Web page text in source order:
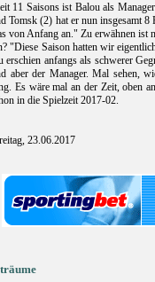
11 Saisons ist Balou als
Tomsk (2) hat er nun insgesamt
von Anfang an." Zu erwähnen ist
"Diese Saison hatten wir
erschien anfangs als schwerer
aber der Manager. Mal sehen,
Es wäre mal an der Zeit, oben
in die Spielzeit 2017-02.
23.06.2017